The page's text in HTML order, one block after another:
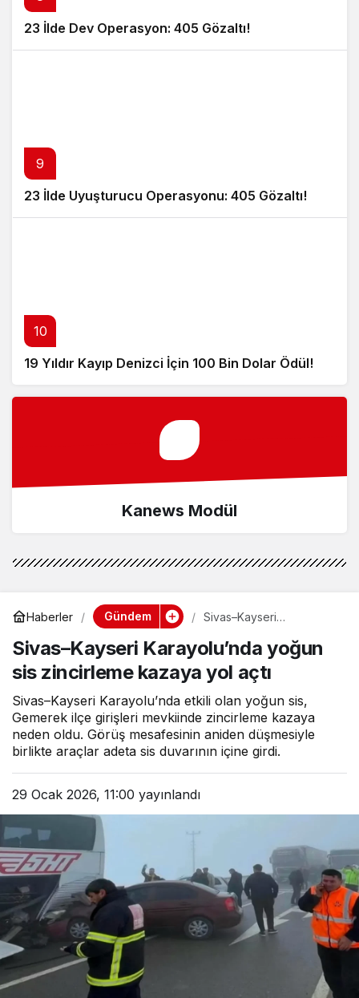
23 İlde Dev Operasyon: 405 Gözaltı!
9
23 İlde Uyuşturucu Operasyonu: 405 Gözaltı!
10
19 Yıldır Kayıp Denizci İçin 100 Bin Dolar Ödül!
Kanews Modül
Haberler Gündem
Sivas–Kayseri
zincirleme kazaya yol
açtı
Sivas–Kayseri Karayolu’nda yoğun
sis zincirleme kazaya yol açtı
Sivas–Kayseri Karayolu’nda etkili olan yoğun sis,
Gemerek ilçe girişleri mevkiinde zincirleme kazaya
neden oldu. Görüş mesafesinin aniden düşmesiyle
birlikte araçlar adeta sis duvarının içine girdi.
29 Ocak 2026, 11:00 yayınlandı